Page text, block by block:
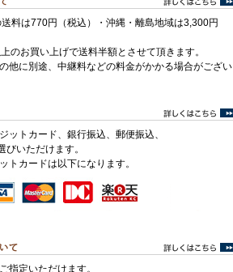
料は770円（税込）・沖縄・離島地域は3,300円
のお買い上げで送料半額とさせて頂きます。
他に別途、中継料などの料金がかかる場合がござい
ットカード、銀行振込、郵便振込、
いただけます。
トカードは以下になります。
指定いただけます。